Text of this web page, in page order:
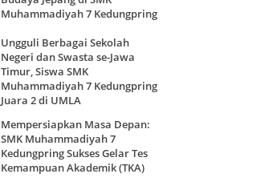
Muhammadiyah 7 Kedungpring
Ungguli Berbagai Sekolah
Negeri dan Swasta se-Jawa
Timur, Siswa SMK
Muhammadiyah 7 Kedungpring
Juara 2 di UMLA
Mempersiapkan Masa Depan:
SMK Muhammadiyah 7
Kedungpring Sukses Gelar Tes
Kemampuan Akademik (TKA)